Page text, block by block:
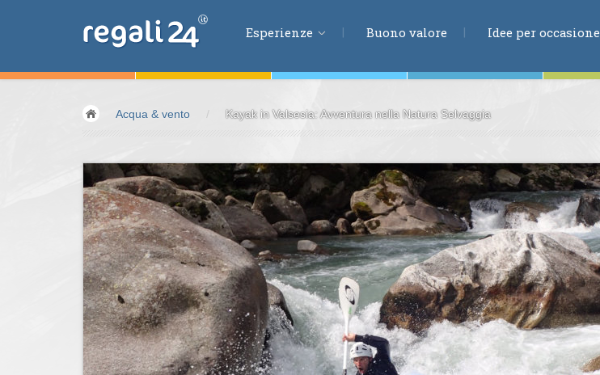
Esperienze
Volare &spazio
Avventura &
azione
Sport & fitness
Mangiare &bere
Benessere &salute
Acqua &vento
Lifestyle &fantasia
Kids &Family
Pernottamenti
Buono valore Idee per occasione
Acqua & vento / Kayak in Valsesia: Avventura nella Natura Selvaggia